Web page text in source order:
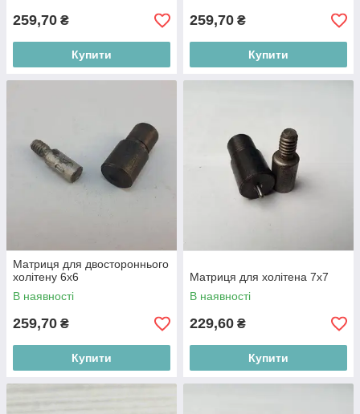
259,70 ₴
Купити
259,70 ₴
Купити
Матриця для двостороннього
холітену 6х6
В наявності
259,70 ₴
Купити
Матриця для холітена 7x7
В наявності
229,60 ₴
Купити